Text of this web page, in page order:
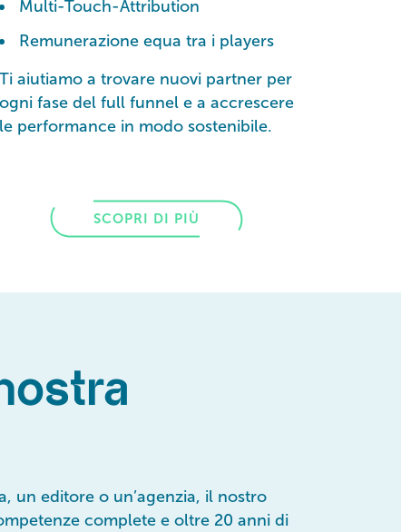
Multi-Touch-Attribution
Remunerazione equa tra i players
Ti aiutiamo a trovare nuovi partner per
ogni fase del full funnel e a accrescere
le performance in modo sostenibile.
SCOPRI DI PIÙ
un editore o un’agenzia, il nostro
complete e oltre 20 anni di